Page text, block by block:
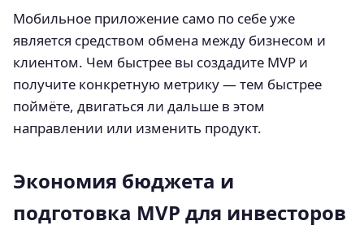
Мобильное приложение само по себе уже
является средством обмена между бизнесом и
клиентом. Чем быстрее вы создадите MVP и
получите конкретную метрику — тем быстрее
поймёте, двигаться ли дальше в этом
направлении или изменить продукт.
Экономия бюджета и
подготовка MVP для инвесторов